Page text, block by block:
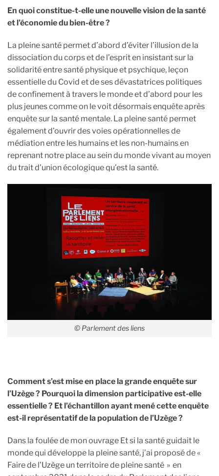
En quoi constitue-t-elle une nouvelle vision de la santé
et l’économie du bien-être ?
La pleine santé permet d’abord d’éviter l’illusion de la
dissociation du corps et de l’esprit en insistant sur la
solidarité entre santé physique et psychique, leçon
essentielle du Covid et de ses dévastatrices politiques
de confinement à travers le monde et d’abord pour les
plus jeunes comme on le voit désormais enquête après
enquête sur la santé mentale. La pleine santé permet
également d’ouvrir des voies opérationnelles de
médiation entre les humains et les non-humains en
reprenant notre place au sein du monde vivant au moyen
du trait d’union écologique qu’est la santé.
© Parlement des liens
Comment s’est mise en place la grande enquête sur
l’Uzège ? Pourquoi la dimension participative est-elle
essentielle ? Et l’échantillon ayant mené cette enquête
est-il représentatif de la population de l’Uzège ?
Dans la foulée de mon ouvrage Et si la santé guidait le
monde qui développe la pleine santé, j’ai proposé de «
Faire de l’Uzège un territoire de pleine santé » en